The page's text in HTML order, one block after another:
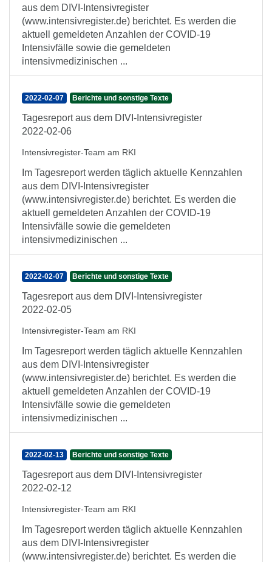
aus dem DIVI-Intensivregister
(www.intensivregister.de) berichtet. Es werden die
aktuell gemeldeten Anzahlen der COVID-19
Intensivfälle sowie die gemeldeten
intensivmedizinischen ...
2022-02-07 Berichte und sonstige Texte
Tagesreport aus dem DIVI-Intensivregister
2022-02-06
Intensivregister-Team am RKI
Im Tagesreport werden täglich aktuelle Kennzahlen
aus dem DIVI-Intensivregister
(www.intensivregister.de) berichtet. Es werden die
aktuell gemeldeten Anzahlen der COVID-19
Intensivfälle sowie die gemeldeten
intensivmedizinischen ...
2022-02-07 Berichte und sonstige Texte
Tagesreport aus dem DIVI-Intensivregister
2022-02-05
Intensivregister-Team am RKI
Im Tagesreport werden täglich aktuelle Kennzahlen
aus dem DIVI-Intensivregister
(www.intensivregister.de) berichtet. Es werden die
aktuell gemeldeten Anzahlen der COVID-19
Intensivfälle sowie die gemeldeten
intensivmedizinischen ...
2022-02-13 Berichte und sonstige Texte
Tagesreport aus dem DIVI-Intensivregister
2022-02-12
Intensivregister-Team am RKI
Im Tagesreport werden täglich aktuelle Kennzahlen
aus dem DIVI-Intensivregister
(www.intensivregister.de) berichtet. Es werden die